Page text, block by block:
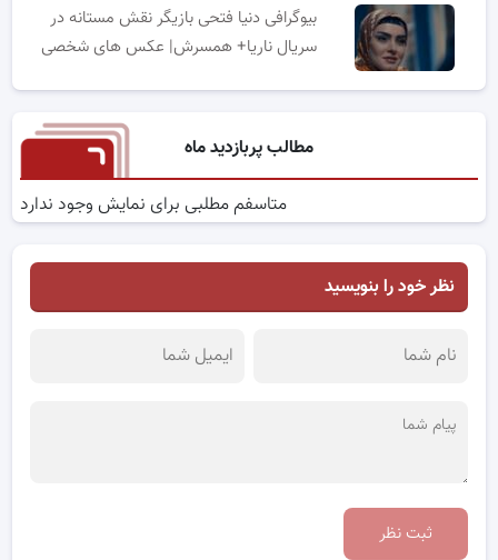
بیوگرافی دنیا فتحی بازیگر نقش مستانه در
سریال ناریا+ همسرش| عکس های شخصی
مطالب پربازدید ماه
متاسفم مطلبی برای نمایش وجود ندارد
نظر خود را بنویسید
ثبت نظر